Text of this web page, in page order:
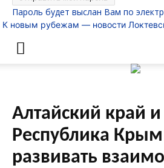
Пароль будет выслан Вам по
К новым рубежам — новости
Алтайский край и
Республика
развивать